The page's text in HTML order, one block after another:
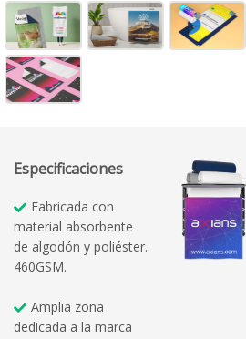
Especificaciones
Fabricada con
material absorbente
de algodón y poliéster.
460GSM.
Amplia zona
dedicada a la marca